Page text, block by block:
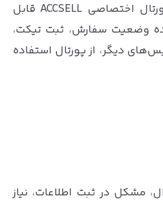
تمامی سفارش‌ها از طریق پورتال اختصاصی ACCSELL قابل
وضعیت سفارش، ثبت تیکت،
دیگر، از پورتال استفاده
مشکل در ثبت اطلاعات، نیاز